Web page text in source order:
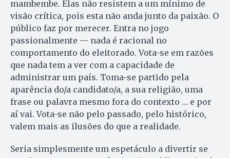
mambembe. Elas não resistem a um mínimo de
visão crítica, pois esta não anda junto da paixão. O
público faz por merecer. Entra no jogo
passionalmente — nada é racional no
comportamento do eleitorado. Vota-se em razões
que nada tem a ver com a capacidade de
administrar um país. Toma-se partido pela
aparência do/a candidato/a, a sua religião, uma
frase ou palavra mesmo fora do contexto … e por
aí vai. Vota-se não pelo passado, pelo histórico,
valem mais as ilusões do que a realidade.
Seria simplesmente um espetáculo a divertir se